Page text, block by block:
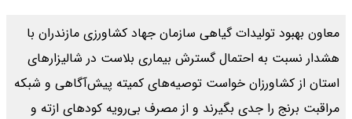
معاون بهبود تولیدات گیاهی سازمان جهاد کشاورزی مازندران با
هشدار نسبت به احتمال گسترش بیماری بلاست در شالیزارهای
استان از کشاورزان خواست توصیه‌های کمیته پیش‌آگاهی و شبکه
مراقبت برنج را جدی بگیرند و از مصرف بی‌رویه کودهای ازته و